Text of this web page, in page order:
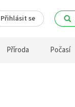
Přihlásit se
Příroda Počasí